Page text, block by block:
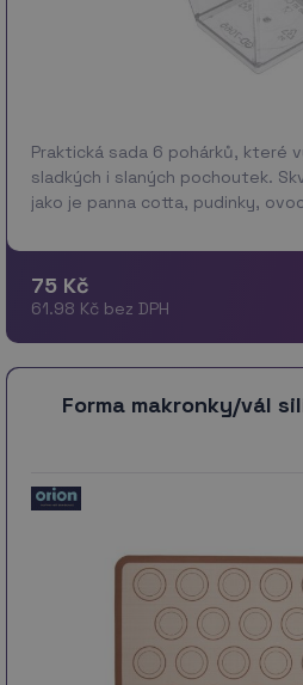
Praktická sada 6 pohárků, které
sladkých i slaných pochoutek.
jako je panna cotta, pudinky,
75 Kč
61.98 Kč bez DPH
Forma makronky/vál